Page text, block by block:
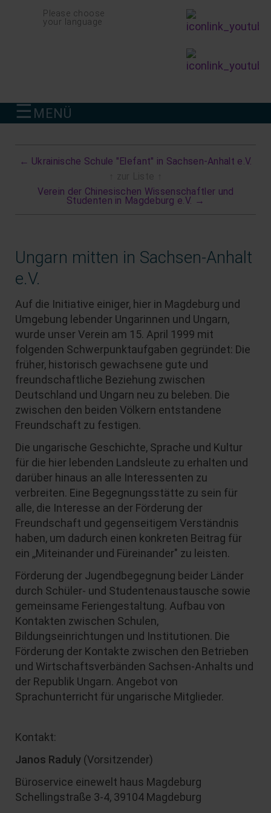
Navigation
überspringenPlease choose
your language
☰ MENÜ
← Ukrainische Schule "Elefant" in Sachsen-Anhalt e.V.
Verein der Chinesischen Wissenschaftler und
Studenten in Magdeburg e.V. →
Ungarn mitten in Sachsen-Anhalt
e.V.
Auf die Initiative einiger, hier in Magdeburg und
Umgebung lebender Ungarinnen und Ungarn,
wurde unser Verein am 15. April 1999 mit
folgenden Schwerpunktaufgaben gegründet: Die
früher, historisch gewachsene gute und
freundschaftliche Beziehung zwischen
Deutschland und Ungarn neu zu beleben. Die
zwischen den beiden Völkern entstandene
Freundschaft zu festigen.
Die ungarische Geschichte, Sprache und Kultur
für die hier lebenden Landsleute zu erhalten und
darüber hinaus an alle Interessenten zu
verbreiten. Eine Begegnungsstätte zu sein für
alle, die Interesse an der Förderung der
Freundschaft und gegenseitigem Verständnis
haben, um dadurch einen konkreten Beitrag für
ein ,,Miteinander und Füreinander" zu leisten.
Förderung der Jugendbegegnung beider Länder
durch Schüler- und Studentenaustausche sowie
gemeinsame Feriengestaltung. Aufbau von
Kontakten zwischen Schulen,
Bildungseinrichtungen und Institutionen. Die
Förderung der Kontakte zwischen den Betrieben
und Wirtschaftsverbänden Sachsen-Anhalts und
der Republik Ungarn. Angebot von
Sprachunterricht für ungarische Mitglieder.
Kontakt:
Janos Raduly (Vorsitzender)
Büroservice einewelt haus Magdeburg
Schellingstraße 3-4, 39104 Magdeburg